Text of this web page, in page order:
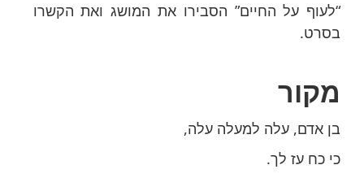
“לעוף על החיים” הסבירו את המושג ואת הקשרו
בסרט.
מקור
בן אדם, עלה למעלה עלה,
כי כח עז לך.